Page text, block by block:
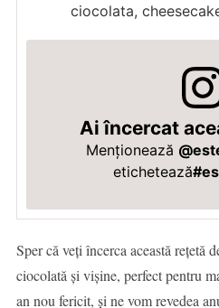
ciocolata,
Ai încercat
Menționează
etichetează
Sper că veți încerca această rețetă
ciocolată și vișine, perfect pentru
an nou fericit, și ne vom revedea